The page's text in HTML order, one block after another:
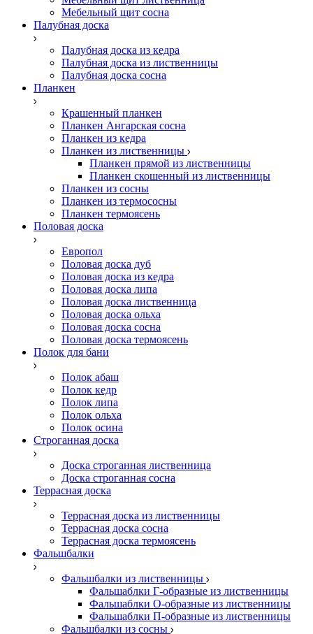
Мебельный щит сосна
Палубная доска
Палубная доска из кедра
Палубная доска из лиственницы
Палубная доска сосна
Планкен
Крашенный планкен
Планкен Ангарская сосна
Планкен из кедра
Планкен из лиственницы
Планкен прямой из лиственницы
Планкен скошенный из лиственницы
Планкен из сосны
Планкен из термососны
Планкен термоясень
Половая доска
Европол
Половая доска дуб
Половая доска из кедра
Половая доска липа
Половая доска лиственница
Половая доска ольха
Половая доска сосна
Половая доска термоясень
Полок для бани
Полок абаш
Полок кедр
Полок липа
Полок ольха
Полок осина
Строганная доска
Доска строганная лиственница
Доска строганная сосна
Террасная доска
Террасная доска из лиственницы
Террасная доска сосна
Террасная доска термоясень
Фальшбалки
Фальшбалки из лиственницы
Фальшаблки Г-образные из лиственницы
Фальшаблки О-образные из лиственницы
Фальшаблки П-образные из лиственницы
Фальшбалки из сосны